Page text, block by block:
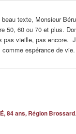
texte, Monsieur
50, 60 ou 70 et plus.
vieille, pas encore.
espérance de vie.
84 ans, Région Brossard